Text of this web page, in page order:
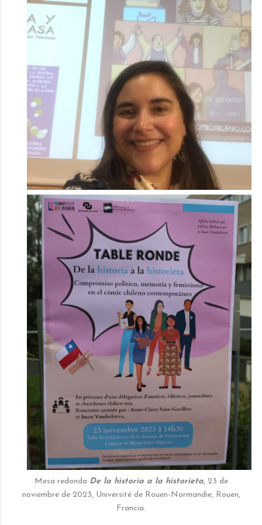
Mesa redonda De la historia a la historieta, 23 de
noviembre de 2023, Université de Rouen-Normandie, Rouen,
Francia.